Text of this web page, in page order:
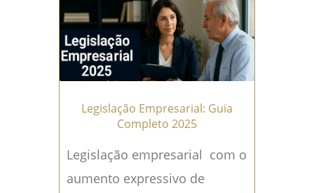
Legislação Empresarial: Guia
Completo 2025
Legislação empresarial com o
aumento expressivo de